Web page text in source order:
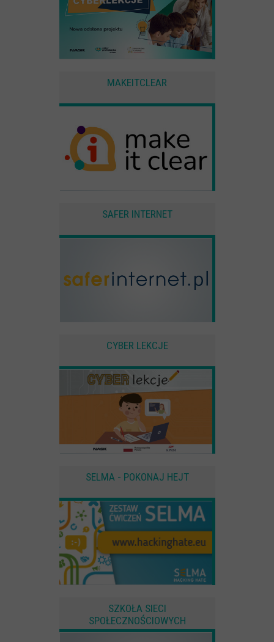
MAKEITCLEAR
SAFER INTERNET
CYBER LEKCJE
SELMA - POKONAJ HEJT
SZKOŁA SIECI
SPOŁECZNOŚCIOWYCH